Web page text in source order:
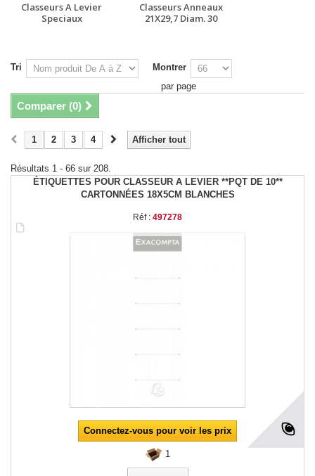
Classeurs A Levier
Speciaux
Classeurs Anneaux
21X29,7 Diam. 30
Tri
Montrer
par page
Comparer (0)
Afficher tout
1 2 3 4
Résultats 1 - 66 sur 208.
ÉTIQUETTES POUR CLASSEUR A LEVIER **PQT DE 10**
CARTONNÉES 18X5CM BLANCHES
Réf : 497278
Connectez-vous pour voir les prix
1